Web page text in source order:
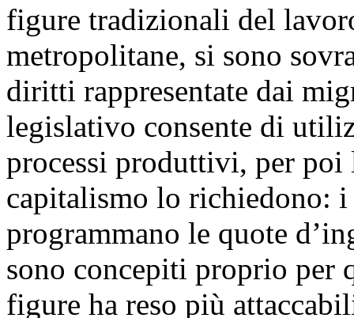
figure tradizionali del
metropolitane, si sono
diritti rappresentate dai
legislativo consente di
processi produttivi, per
capitalismo lo richiedono: i
programmano le quote
sono concepiti proprio per
figure ha reso più